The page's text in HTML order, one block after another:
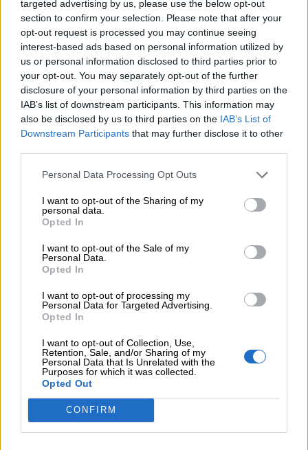
targeted advertising by us, please use the below opt-out
section to confirm your selection. Please note that after your
opt-out request is processed you may continue seeing
interest-based ads based on personal information utilized by
us or personal information disclosed to third parties prior to
your opt-out. You may separately opt-out of the further
disclosure of your personal information by third parties on the
IAB’s list of downstream participants. This information may
also be disclosed by us to third parties on the IAB’s List of
Downstream Participants that may further disclose it to other
Personal Data Processing Opt Outs
I want to opt-out of the Sharing of my
personal data.
Opted In
I want to opt-out of the Sale of my
Personal Data.
Opted In
I want to opt-out of processing my
Personal Data for Targeted Advertising.
Opted In
I want to opt-out of Collection, Use,
Retention, Sale, and/or Sharing of my
Personal Data that Is Unrelated with the
Purposes for which it was collected.
Opted Out
CONFIRM
Maravillas
Sólo los usuarios registrados pueden escribir comentarios